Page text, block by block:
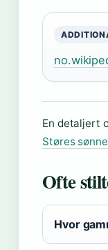
En detaljert
Støres
Ofte
Hvor